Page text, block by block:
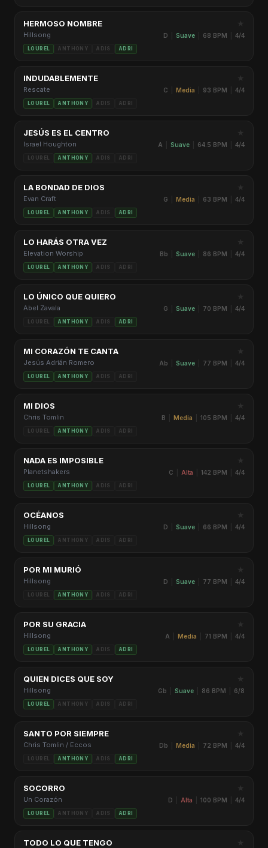
HERMOSO NOMBRE
Hillsong D Suave 68 BPM 4/4
LOUREL ANTHONY ADIS ADRI
INDUDABLEMENTE
Rescate C Media 93 BPM 4/4
LOUREL ANTHONY ADIS ADRI
JESÚS ES EL CENTRO
Israel Houghton A Suave 64.5 BPM 4/4
LOUREL ANTHONY ADIS ADRI
LA BONDAD DE DIOS
Evan Craft G Media 63 BPM 4/4
LOUREL ANTHONY ADIS ADRI
LO HARÁS OTRA VEZ
Elevation Worship Bb Suave 86 BPM 4/4
LOUREL ANTHONY ADIS ADRI
LO ÚNICO QUE QUIERO
Abel Zavala G Suave 70 BPM 4/4
LOUREL ANTHONY ADIS ADRI
MI CORAZÓN TE CANTA
Jesús Adrián Romero Ab Suave 77 BPM 4/4
LOUREL ANTHONY ADIS ADRI
MI DIOS
Chris Tomlin B Media 105 BPM 4/4
LOUREL ANTHONY ADIS ADRI
NADA ES IMPOSIBLE
Planetshakers C Alta 142 BPM 4/4
LOUREL ANTHONY ADIS ADRI
OCÉANOS
Hillsong D Suave 66 BPM 4/4
LOUREL ANTHONY ADIS ADRI
POR MI MURIÓ
Hillsong D Suave 77 BPM 4/4
LOUREL ANTHONY ADIS ADRI
POR SU GRACIA
Hillsong A Media 71 BPM 4/4
LOUREL ANTHONY ADIS ADRI
QUIEN DICES QUE SOY
Hillsong Gb Suave 86 BPM 6/8
LOUREL ANTHONY ADIS ADRI
SANTO POR SIEMPRE
Chris Tomlin / Eccos Db Media 72 BPM 4/4
LOUREL ANTHONY ADIS ADRI
SOCORRO
Un Corazón D Alta 100 BPM 4/4
LOUREL ANTHONY ADIS ADRI
TODO LO QUE TENGO